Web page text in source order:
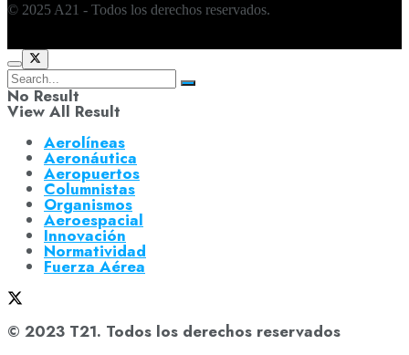
© 2025 A21 - Todos los derechos reservados.
No Result
View All Result
Aerolíneas
Aeronáutica
Aeropuertos
Columnistas
Organismos
Aeroespacial
Innovación
Normatividad
Fuerza Aérea
© 2023 T21. Todos los derechos reservados